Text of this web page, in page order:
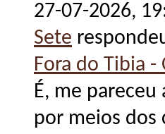
27-07-2026,
Sete
Fora do Tibia -
É, me
por meios dos